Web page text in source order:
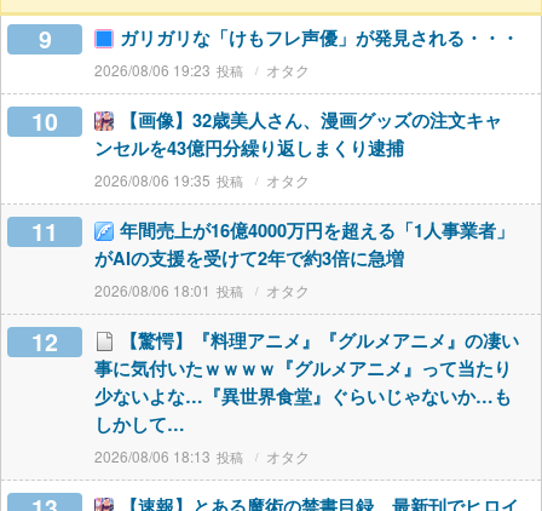
9 ガリガリな「けもフレ声優」が発見される・・・
2026/08/06 19:23 オタク
10
【画像】32歳美人さん、漫画グッズの注文キャ
ンセルを43億円分繰り返しまくり逮捕
2026/08/06 19:35 オタク
11
年間売上が16億4000万円を超える「1人事業者」
がAIの支援を受けて2年で約3倍に急増
2026/08/06 18:01 オタク
12
【驚愕】『料理アニメ』『グルメアニメ』の凄い
事に気付いたｗｗｗｗ『グルメアニメ』って当たり
少ないよな…『異世界食堂』ぐらいじゃないか…も
しかして…
2026/08/06 18:13 オタク